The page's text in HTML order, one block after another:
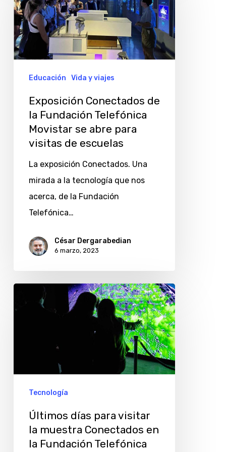
de
la
Fundación
Telefónica
Movistar
visitas
escuelas
Educación Vida y viajes
Exposición Conectados de
la Fundación Telefónica
Movistar se abre para
visitas de escuelas
La exposición Conectados. Una
mirada a la tecnología que nos
acerca, de la Fundación
Telefónica…
César Dergarabedian
6 marzo, 2023
días
Conectados
Fundación
Tecnología
Últimos días para visitar
la muestra Conectados en
la Fundación Telefónica